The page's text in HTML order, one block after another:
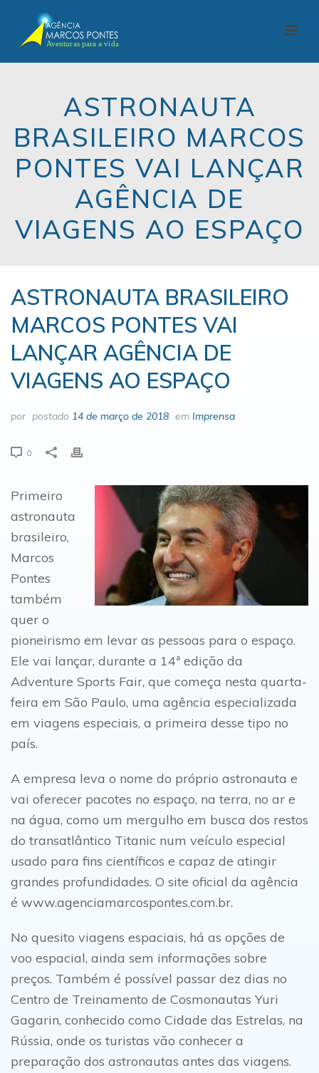
ASTRONAUTA
BRASILEIRO MARCOS
PONTES VAI LANÇAR
AGÊNCIA DE
VIAGENS AO ESPAÇO
ASTRONAUTA BRASILEIRO
MARCOS PONTES VAI
LANÇAR AGÊNCIA DE
VIAGENS AO ESPAÇO
por postado 14 de março de 2018 em Imprensa
0
Primeiro
astronauta
brasileiro,
Marcos
Pontes
também
quer o
pioneirismo em levar as pessoas para o espaço.
Ele vai lançar, durante a 14ª edição da
Adventure Sports Fair, que começa nesta quarta-
feira em São Paulo, uma agência especializada
em viagens especiais, a primeira desse tipo no
país.
A empresa leva o nome do próprio astronauta e
vai oferecer pacotes no espaço, na terra, no ar e
na água, como um mergulho em busca dos restos
do transatlântico Titanic num veículo especial
usado para fins científicos e capaz de atingir
grandes profundidades. O site oficial da agência
é www.agenciamarcospontes.com.br.
No quesito viagens espaciais, há as opções de
voo espacial, ainda sem informações sobre
preços. Também é possível passar dez dias no
Centro de Treinamento de Cosmonautas Yuri
Gagarin, conhecido como Cidade das Estrelas, na
Rússia, onde os turistas vão conhecer a
preparação dos astronautas antes das viagens.